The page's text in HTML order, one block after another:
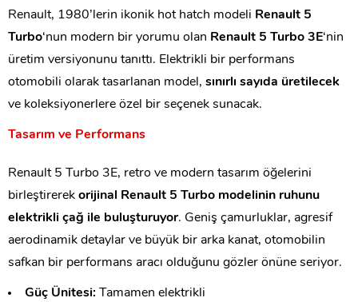
Renault, 1980’lerin ikonik hot hatch modeli Renault 5
Turbo‘nun modern bir yorumu olan Renault 5 Turbo 3E‘nin
üretim versiyonunu tanıttı. Elektrikli bir performans
otomobili olarak tasarlanan model, sınırlı sayıda üretilecek
ve koleksiyonerlere özel bir seçenek sunacak.
Tasarım ve Performans
Renault 5 Turbo 3E, retro ve modern tasarım öğelerini
birleştirerek orijinal Renault 5 Turbo modelinin ruhunu
elektrikli çağ ile buluşturuyor. Geniş çamurluklar, agresif
aerodinamik detaylar ve büyük bir arka kanat, otomobilin
safkan bir performans aracı olduğunu gözler önüne seriyor.
Güç Ünitesi: Tamamen elektrikli